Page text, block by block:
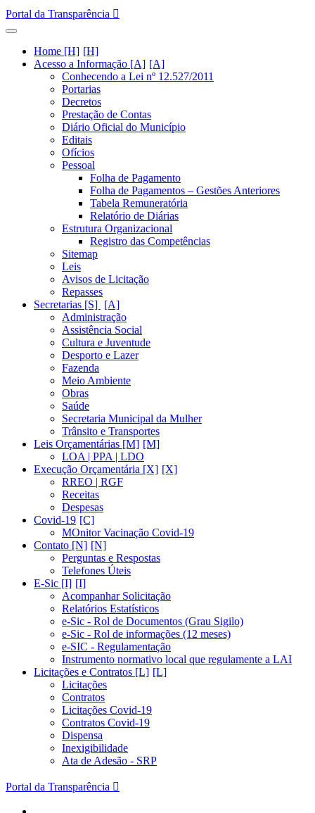
Portal da Transparência
Home [H]
Acesso a Informação [A]
Conhecendo a Lei nº 12.527/2011
Portarias
Decretos
Prestação de Contas
Diário Oficial do Município
Editais
Ofícios
Pessoal
Folha de Pagamento
Folha de Pagamentos – Gestões Anteriores
Tabela Remuneratória
Relatório de Diárias
Estrutura Organizacional
Registro das Competências
Sitemap
Leis
Avisos de Licitação
Repasses
Secretarias [S]
Administração
Assistência Social
Cultura e Juventude
Desporto e Lazer
Fazenda
Meio Ambiente
Obras
Saúde
Secretaria Municipal da Mulher
Trânsito e Transportes
Leis Orçamentárias [M]
LOA | PPA | LDO
Execução Orçamentária [X]
RREO | RGF
Receitas
Despesas
Covid-19
MOnitor Vacinação Covid-19
Contato [N]
Perguntas e Respostas
Telefones Úteis
E-Sic [I]
Acompanhar Solicitação
Relatórios Estatísticos
e-Sic - Rol de Documentos (Grau Sigilo)
e-Sic - Rol de informações (12 meses)
e-SIC - Regulamentação
Instrumento normativo local que regulamente a LAI
Licitações e Contratos [L]
Licitações
Contratos
Licitações Covid-19
Contratos Covid-19
Dispensa
Inexigibilidade
Ata de Adesão - SRP
Portal da Transparência